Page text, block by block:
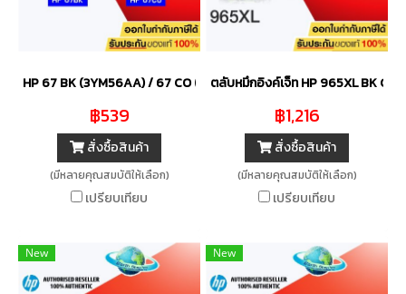
HP 67 BK (3YM56AA) / 67 CO (3YM55AA) ตลับหมึกสีดำ / 3 สี
฿539
สั่งซื้อสินค้า
(มีหลายคุณสมบัติให้เลือก)
เปรียบเทียบ
ตลับหมึกอิงค์เจ็ท HP 965XL BK C M
฿1,216
สั่งซื้อสินค้า
(มีหลายคุณสมบัติให้เลือก)
เปรียบเทียบ
New New